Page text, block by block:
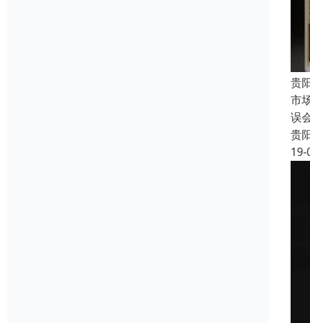
贵
市
误
贵
19-